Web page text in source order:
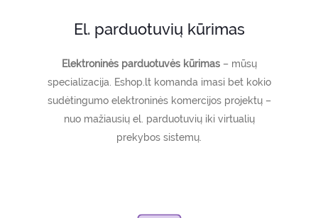
El. parduotuvių kūrimas
Elektroninės parduotuvės kūrimas– mūsų
specializacija. Eshop.lt komanda imasi bet kokio
sudėtingumo elektroninės komercijos projektų –
nuo mažiausių el. parduotuvių iki virtualių
prekybos sistemų.